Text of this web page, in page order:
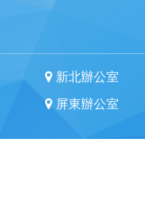
新北辦公室
屏東辦公室